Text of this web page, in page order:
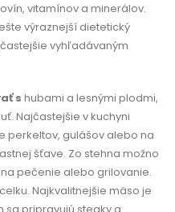
vitamínov a minerálov.
výraznejší dietetický
vyhľadávaným
s hubami a lesnými plodmi,
Najčastejšie v kuchyni
perkeltov, gulášov alebo na
šťave. Zo stehna možno
pečenie alebo grilovanie.
Najkvalitnejšie mäso je
sa pripravujú steaky a